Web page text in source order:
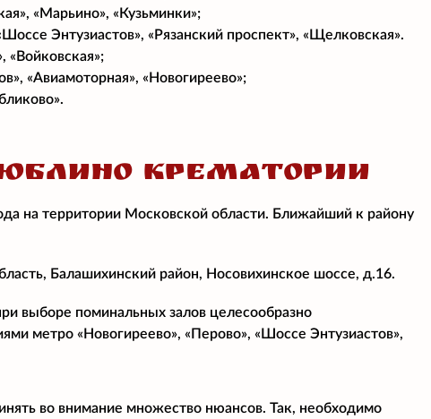
«Марьино», «Кузьминки»;
Энтузиастов», «Рязанский проспект», «Щелковская».
«Войковская»;
«Авиамоторная», «Новогиреево»;
КРЕМАТОРИИ
на территории Московской области. Ближайший к району
Балашихинский район, Носовихинское шоссе, д.16.
выборе поминальных залов целесообразно
метро «Новогиреево», «Перово», «Шоссе Энтузиастов»,
во внимание множество нюансов. Так, необходимо